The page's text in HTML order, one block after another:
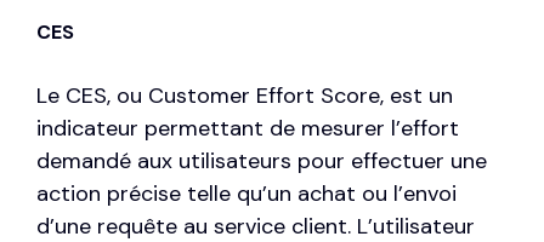
CES
Le CES, ou Customer Effort Score, est un
indicateur permettant de mesurer l’effort
demandé aux utilisateurs pour effectuer une
action précise telle qu’un achat ou l’envoi
d’une requête au service client. L’utilisateur